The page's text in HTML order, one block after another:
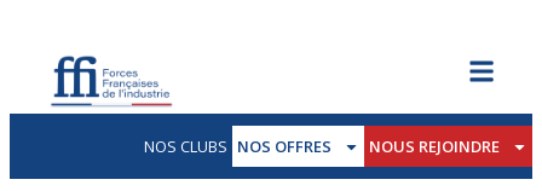
NOS CLUBS NOS OFFRES NOUS REJOINDRE